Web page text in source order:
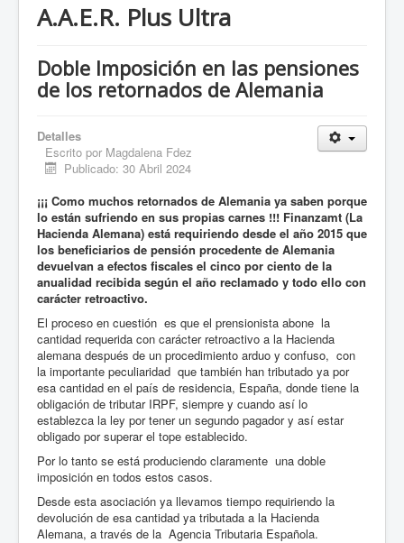
A.A.E.R. Plus Ultra
Doble Imposición en las pensiones
de los retornados de Alemania
Detalles
Escrito por Magdalena Fdez
Publicado: 30 Abril 2024
¡¡¡ Como muchos retornados de Alemania ya saben porque
lo están sufriendo en sus propias carnes !!! Finanzamt (La
Hacienda Alemana) está requiriendo desde el año 2015 que
los beneficiarios de pensión procedente de Alemania
devuelvan a efectos fiscales el cinco por ciento de la
anualidad recibida según el año reclamado y todo ello con
carácter retroactivo.
El proceso en cuestión es que el prensionista abone la
cantidad requerida con carácter retroactivo a la Hacienda
alemana después de un procedimiento arduo y confuso, con
la importante peculiaridad que también han tributado ya por
esa cantidad en el país de residencia, España, donde tiene la
obligación de tributar IRPF, siempre y cuando así lo
establezca la ley por tener un segundo pagador y así estar
obligado por superar el tope establecido.
Por lo tanto se está produciendo claramente una doble
imposición en todos estos casos.
Desde esta asociación ya llevamos tiempo requiriendo la
devolución de esa cantidad ya tributada a la Hacienda
Alemana, a través de la Agencia Tributaria Española.